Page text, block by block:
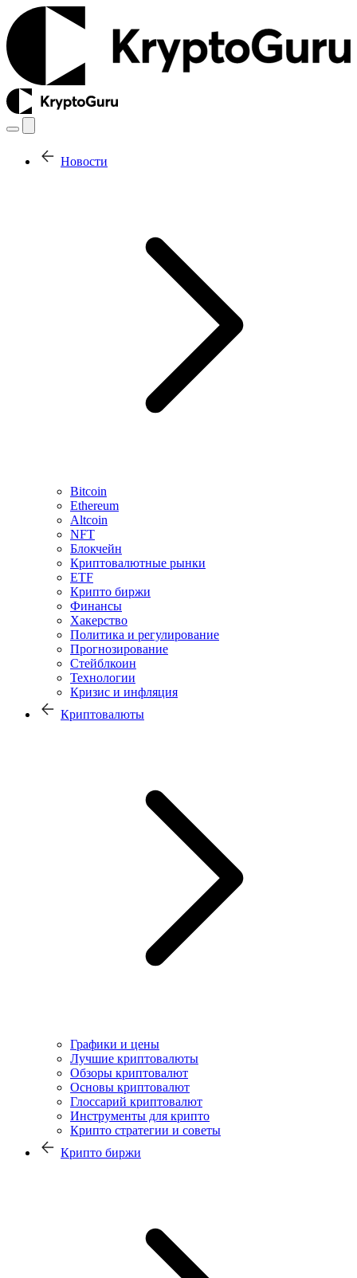
Новости
Bitcoin
Ethereum
Altcoin
NFT
Блокчейн
Криптовалютные рынки
ETF
Крипто биржи
Финансы
Хакерство
Политика и регулирование
Прогнозирование
Стейблкоин
Технологии
Кризис и инфляция
Криптовалюты
Графики и цены
Лучшие криптовалюты
Обзоры криптовалют
Основы криптовалют
Глоссарий криптовалют
Инструменты для крипто
Крипто стратегии и советы
Крипто биржи